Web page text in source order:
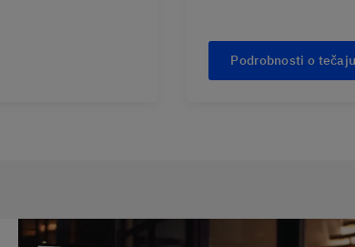
Podrobnosti o tečaju